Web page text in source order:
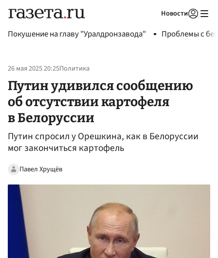
Новости
Покушение на главу "Уралдронзавода" Проблемы с
26 мая 2025 20:25Политика
Путин удивился сообщению
об отсутствии картофеля
в Белоруссии
Путин спросил у Орешкина, как в Белоруссии
мог закончиться картофель
Павел Хрущёв